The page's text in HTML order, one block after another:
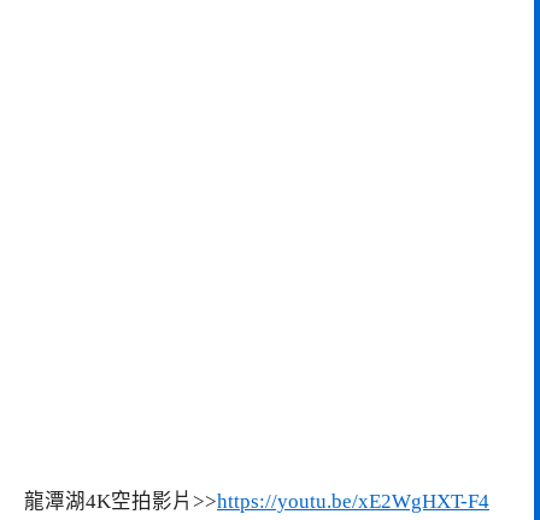
龍潭湖4K空拍影片>>https://youtu.be/xE2WgHXT-F4